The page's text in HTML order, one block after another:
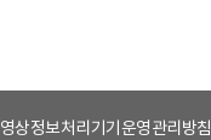
영상정보처리기기운영관리방침